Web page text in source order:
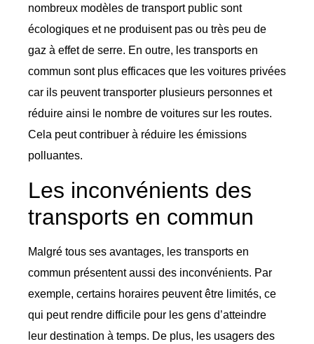
nombreux modèles de transport public sont
écologiques et ne produisent pas ou très peu de
gaz à effet de serre. En outre, les transports en
commun sont plus efficaces que les voitures privées
car ils peuvent transporter plusieurs personnes et
réduire ainsi le nombre de voitures sur les routes.
Cela peut contribuer à réduire les émissions
polluantes.
Les inconvénients des
transports en commun
Malgré tous ses avantages, les transports en
commun présentent aussi des inconvénients. Par
exemple, certains horaires peuvent être limités, ce
qui peut rendre difficile pour les gens d’atteindre
leur destination à temps. De plus, les usagers des